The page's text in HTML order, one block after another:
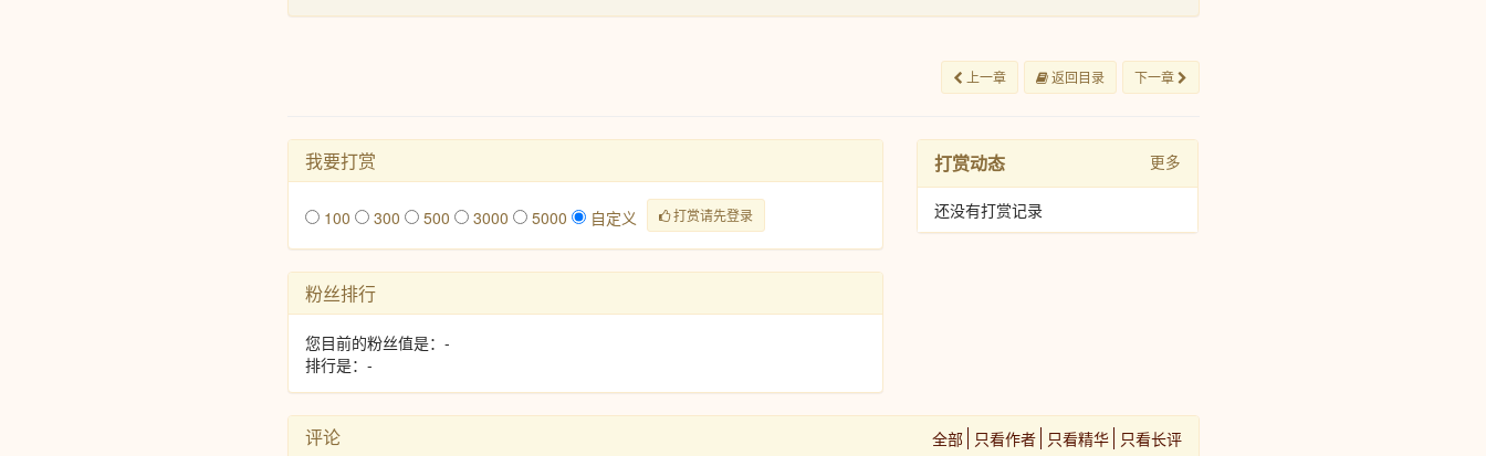
上一章 返回目录 下一章
我要打赏
100 300 500 3000 5000 自定义 打赏请先登录
粉丝排行
您目前的粉丝值是：-
排行是：-
打赏动态 更多
还没有打赏记录
评论 全部 只看作者 只看精华 只看长评